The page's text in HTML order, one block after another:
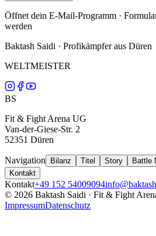
Öffnet dein E-Mail-Programm ·
werden
Baktash Saidi · Profikämpfer aus Düren
WELTMEISTER
BS
Fit & Fight Arena UG
Van-der-Giese-Str. 2
52351 Düren
Navigation Bilanz Titel Story Battle
Kontakt
Kontakt+49 152 54009094
© 2026 Baktash Saidi · Fit & Fight
ImpressumDatenschutz